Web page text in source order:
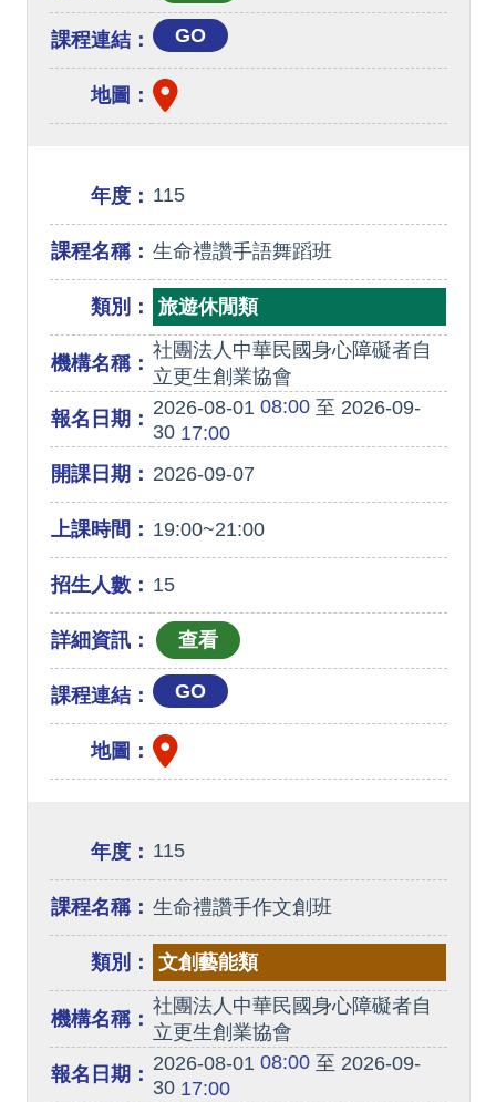
課程連結： GO
地圖：
年度： 115
課程名稱： 生命禮讚手語舞蹈班
類別： 旅遊休閒類
機構名稱：
社團法人中華民國身心障礙者自
立更生創業協會
報名日期： 2026-08-01 08:00至 2026-09-
3017:00
開課日期： 2026-09-07
上課時間： 19:00~21:00
招生人數： 15
詳細資訊：
課程連結： GO
地圖：
年度： 115
課程名稱： 生命禮讚手作文創班
類別： 文創藝能類
機構名稱：
社團法人中華民國身心障礙者自
立更生創業協會
報名日期： 2026-08-01 08:00至 2026-09-
3017:00